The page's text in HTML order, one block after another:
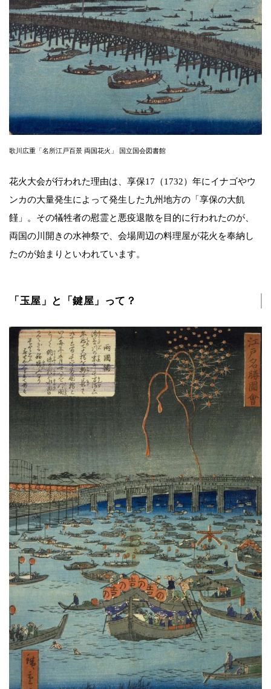
歌川広重「名所江戸百景 両国花火」 国立国会図書館
花火大会が行われた理由は、享保17（1732）年にイナゴやウ
ンカの大量発生によって発生した九州地方の「享保の大飢
饉」。その犠牲者の慰霊と悪疫退散を目的に行われたのが、
両国の川開きの水神祭で、会場周辺の料理屋が花火を奉納し
たのが始まりといわれています。
「玉屋」と「鍵屋」って？